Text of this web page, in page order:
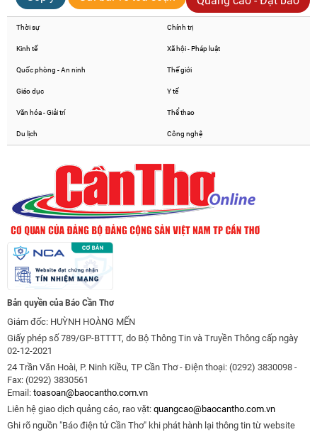
Thời sự Chính trị
Kinh tế Xã hội - Pháp luật
Quốc phòng - An ninh Thế giới
Giáo dục Y tế
Văn hóa - Giải trí Thể thao
Du lịch Công nghệ
Bản quyền của Báo Cần Thơ
Giám đốc: HUỲNH HOÀNG MẾN
Giấy phép số 789/GP-BTTTT, do Bộ Thông Tin và Truyền Thông cấp ngày
02-12-2021
24 Trần Văn Hoài, P. Ninh Kiều, TP Cần Thơ - Điện thoại: (0292) 3830098 -
Fax: (0292) 3830561
Email: toasoan@baocantho.com.vn
Liên hệ giao dịch quảng cáo, rao vặt: quangcao@baocantho.com.vn
Ghi rõ nguồn "Báo điện tử Cần Thơ" khi phát hành lại thông tin từ website